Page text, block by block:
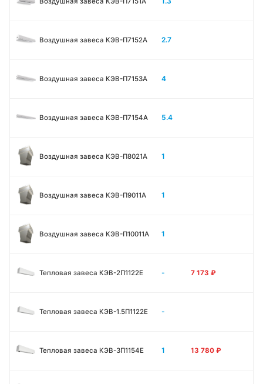
Воздушная завеса КЭВ-П7152A 2.7
Воздушная завеса КЭВ-П7153A 4
Воздушная завеса КЭВ-П7154A 5.4
Воздушная завеса КЭВ-П8021A 1
Воздушная завеса КЭВ-П9011A 1
Воздушная завеса КЭВ-П10011A 1
Тепловая завеса КЭВ-2П1122E - 7 173 ₽
Тепловая завеса КЭВ-1.5П1122E -
Тепловая завеса КЭВ-3П1154E 1 13 780 ₽